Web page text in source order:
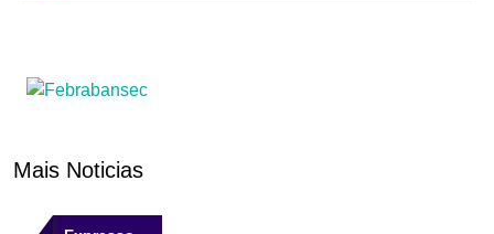
Mais Noticias